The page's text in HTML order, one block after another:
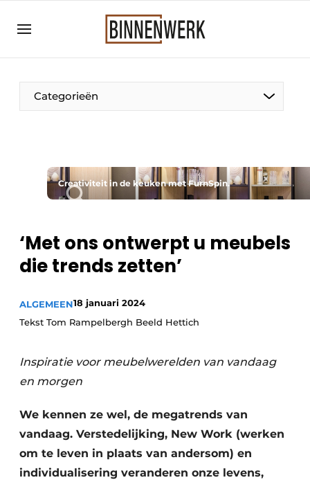
Aanmelden
Bedrijven
Binnenwerk | Hét magazine voor de
Direct contact
Evenement aanmelden
Nieuwsbrief
Podcasts
Vacature aanmelden
Video’s
Categorieën
Creativiteit in de keuken met FurnSpin.
‘Met ons ontwerpt u meubels
die trends zetten’
ALGEMEEN18 januari 2024
Tekst Tom Rampelbergh Beeld Hettich
Inspiratie voor meubelwerelden van vandaag
en morgen
We kennen ze wel, de megatrends van
vandaag. Verstedelijking, New Work (werken
om te leven in plaats van andersom) en
individualisering veranderen onze levens,